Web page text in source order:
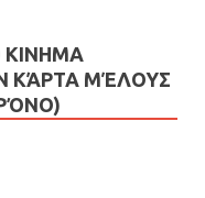
ΚΙΝΗΜΑ
ΚΆΡΤΑ ΜΈΛΟΥΣ